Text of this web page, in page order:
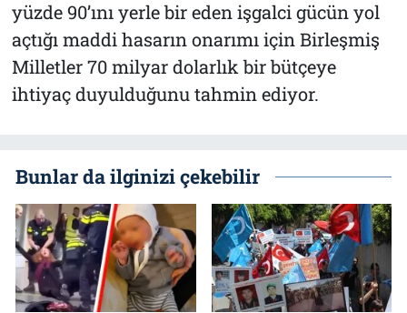
yüzde 90’ını yerle bir eden işgalci gücün yol
açtığı maddi hasarın onarımı için Birleşmiş
Milletler 70 milyar dolarlık bir bütçeye
ihtiyaç duyulduğunu tahmin ediyor.
Bunlar da ilginizi çekebilir